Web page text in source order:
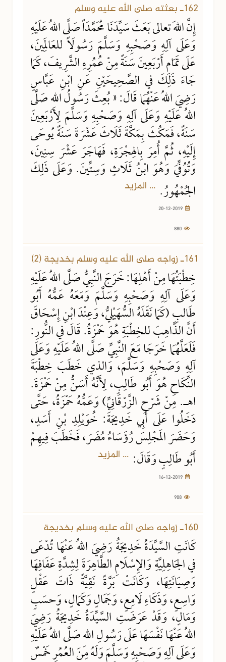
162ـ بعثته صلى الله عليه وسلم
إِنَّ اللهَ تعالى بَعَثَ سَيِّدَنَا مُحَمَّدَاً صَلَّى اللهُ عَلَيْهِ
وَعَلَى آلِهِ وَصَحْبِهِ وَسَلَّمَ رَسُولَاً للعَالَمِينَ،
عَلَى تَمَامِ أَرْبَعِينَ سَنَةً مِنْ عُمُرِهِ الشَّرِيفَ، كَمَا
جَاءَ ذَلِكَ في الصَّحِيحَيْنِ عَنِ ابْنِ عَبَّاسٍ
رَضِيَ اللهُ عَنْهُمَا قَالَ: « بُعِثَ رَسُولُ اللهِ صَلَّى
اللهُ عَلَيْهِ وَعَلَى آلِهِ وَصَحْبِهِ وَسَلَّمَ لِأَرْبَعِينَ
سَنَةً، فَمَكُثَ بِمَكَّةَ ثَلَاثَ عَشْرَةَ سَنَةً يُوحَى
إِلَيْهِ، ثُمَّ أُمِرَ بِالهِجْرَةِ، فَهَاجَرَ عَشْرَ سِنِينَ،
وَتُوُفِّيَ وَهُوَ ابْنُ ثَلَاثٍ وَسِتِّينَ. وَعَلَى ذَلِكَ
الجُمْهُورُ. ... المزيد
161ـ زواجه صلى الله عليه وسلم بخديجة (2)
خِطْبَتُهَا مِنْ أَهْلِهَا: خَرَجَ النَّبِيُّ صَلَّى اللهُ عَلَيْهِ
وَعَلَى آلِهِ وَصَحْبِهِ وَسَلَّمَ وَمَعَهُ عَمُّهُ أَبُو
طَالبٍ (كَمَا نَقَلَهُ السُّهَيْلِيُّ، وَعِنْدَ ابْنِ إِسْحَاقَ
أَنَّ الذَّاهِبَ للخِطْبَةِ هُوَ حَمْزَةُ. قَالَ في النُّورِ:
فَلَعَلَّهُمَا خَرَجَا مَعَ النَّبِيِّ صَلَّى اللهُ عَلَيْهِ وَعَلَى
آلِهِ وَصَحْبِهِ وَسَلَّمَ، وَالذي خَطَبَ خِطْبَةَ
النِّكَاحِ هُوَ أَبُو طَالِبٍ، لِأَنَّهُ أَسَنُّ مِنْ حَمْزَةَ.
اهـ. مِنْ شَرْحِ الزَّرْقَانِيِّ) وَعَمُّهُ حَمْزَةُ، حَتَّى
دَخَلُوا عَلَى أَبِي خَدِيجَةَ: خُوَيْلِدِ بْنِ أَسَدٍ،
وَحَضَرَ المَجْلِسَ رُؤَسَاءُ مُضَرَ، فَخَطَبَ فِيهِمْ
أَبُو طَالِبٍ وَقَالَ: ... المزيد
160ـ زواجه صلى الله عليه وسلم بخديجة
كَانَتِ السَّيِّدَةُ خَدِيجَةُ رَضِيَ اللهُ عَنْهَا تُدْعَى
في الجَاهِلِيَّةِ وَالإِسْلَامِ الطَّاهِرَةَ لِشِدَّةِ عَفَافِهَا
وَصِيَانَتِهَا، وَكَانَتْ بَرَّةً نَقِيَّةً ذَاتَ عَقْلٍ
وَاسِعٍ، وَذَكَاءِ لَامِعٍ، وَجَمَالٍ وَكَمَالٍ، وَحسَبٍ
وَمَالٍ، وَقَدْ عَرَضَتِ السَّيِّدَةُ خَدِيجَةُ رَضِيَ
اللهُ عَنْهَا نَفْسَهَا عَلَى رَسُولِ اللهِ صَلَّى اللهُ عَلَيْهِ
وَعَلَى آلِهِ وَصَحْبِهِ وَسَلَّمَ وَلَهُ مِنَ العُمُرِ خَمْسٌ